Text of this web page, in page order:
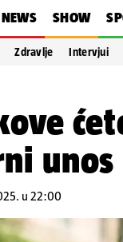
NEWS SHOW
Zdravlje Intervjui
u 22:00